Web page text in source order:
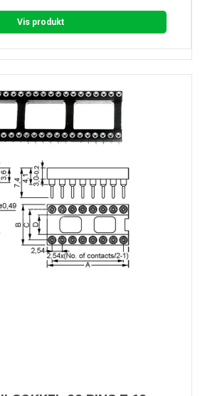
Vis produkt